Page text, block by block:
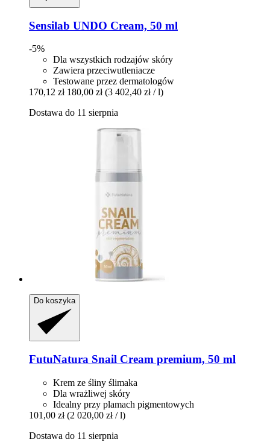
Sensilab UNDO Cream, 50 ml
-5%
Dla wszystkich rodzajów skóry
Zawiera przeciwutleniacze
Testowane przez dermatologów
170,12 zł 180,00 zł (3 402,40 zł / l)
Dostawa do 11 sierpnia
Do koszyka
FutuNatura Snail Cream premium, 50 ml
Krem ze śliny ślimaka
Dla wrażliwej skóry
Idealny przy plamach pigmentowych
101,00 zł (2 020,00 zł / l)
Dostawa do 11 sierpnia